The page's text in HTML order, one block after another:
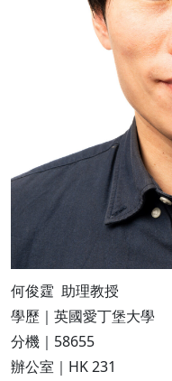
何俊霆 助理教授
學歷｜英國愛丁堡大學
分機｜58655
辦公室｜HK 231